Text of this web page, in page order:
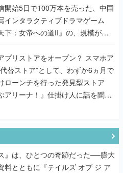
開始5日で100万本を売った、中国
インタラクティブドラマゲーム
下：女帝への道II』の、規模が違
りをプロデューサーに聞いた
リストアをオープン？ スマホア
替ストア”として、わずか6ヵ月で
ローンチを行った発見型ストア
アリーナ！』仕掛け人に話を聞い
』は、ひとつの奇跡だった──膨大
料とともに『テイルズ オブ ジ ア